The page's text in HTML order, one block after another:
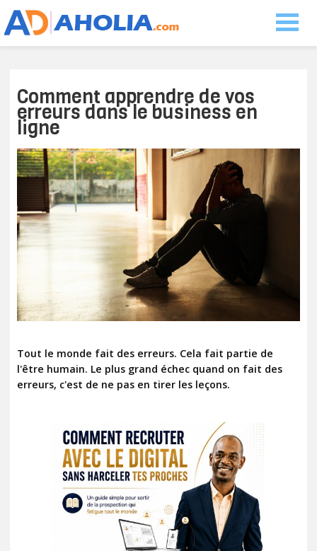
Comment apprendre de vos
erreurs dans le business en
ligne
Tout le monde fait des erreurs. Cela fait partie de
l'être humain. Le plus grand échec quand on fait des
erreurs, c'est de ne pas en tirer les leçons.